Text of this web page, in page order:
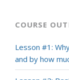
COURSE
Lesson #1:
and by how